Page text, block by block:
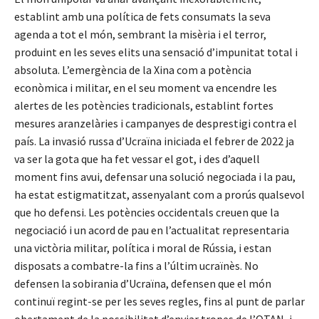
establint amb una política de fets consumats la seva
agenda a tot el món, sembrant la misèria i el terror,
produint en les seves elits una sensació d’impunitat total i
absoluta. L’emergència de la Xina com a potència
econòmica i militar, en el seu moment va encendre les
alertes de les potències tradicionals, establint fortes
mesures aranzelàries i campanyes de desprestigi contra el
país. La invasió russa d’Ucraïna iniciada el febrer de 2022 ja
va ser la gota que ha fet vessar el got, i des d’aquell
moment fins avui, defensar una solució negociada i la pau,
ha estat estigmatitzat, assenyalant com a prorús qualsevol
que ho defensi. Les potències occidentals creuen que la
negociació i un acord de pau en l’actualitat representaria
una victòria militar, política i moral de Rússia, i estan
disposats a combatre-la fins a l’últim ucraïnès. No
defensen la sobirania d’Ucraïna, defensen que el món
continuï regint-se per les seves regles, fins al punt de parlar